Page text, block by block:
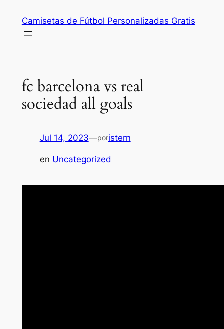
contenido
Camisetas de Fútbol Personalizadas Gratis
fc barcelona vs real
sociedad all goals
Jul 14, 2023—poristern
en Uncategorized